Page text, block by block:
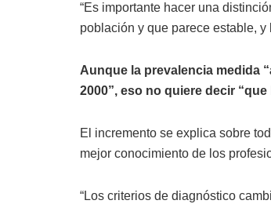
“Es importante hacer una
población y que parece estable,
Aunque la prevalencia medida
2000”, eso no quiere decir
El incremento se explica sobre
mejor conocimiento de los
“Los criterios de diagnóstico